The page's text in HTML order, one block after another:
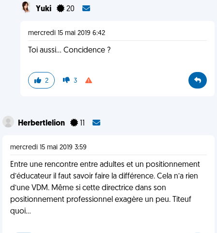
Yuki 20
mercredi 15 mai 2019 6:42
Toi aussi... Concidence ?
2 3
Herbertlelion
mercredi 15 mai 2019 3:59
Entre une rencontre entre adultes et un positionnement
d’éducateur il faut savoir faire la différence. Cela n’a rien
d’une VDM. Même si cette directrice dans son
positionnement professionnel exagère un peu. Titeuf
quoi...